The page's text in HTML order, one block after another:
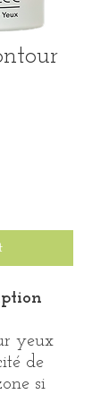
yeux
de
si